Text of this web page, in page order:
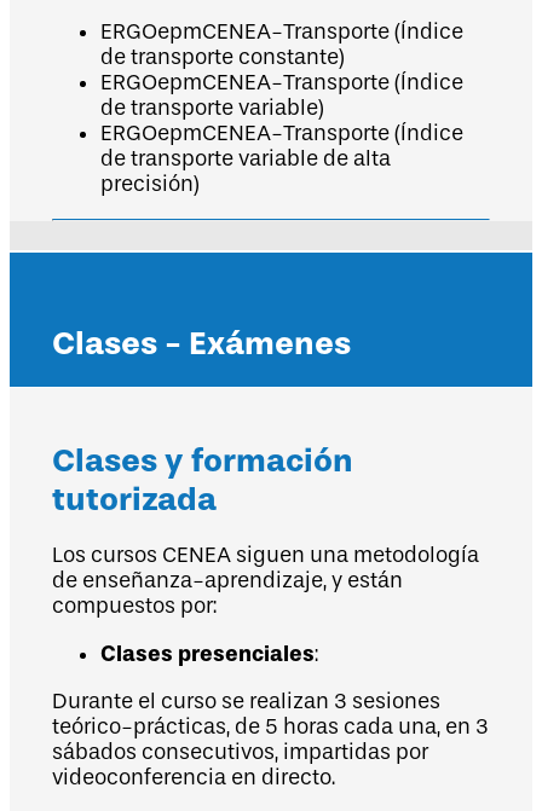
ERGOepmCENEA-Transporte (Índice
de transporte constante)
ERGOepmCENEA-Transporte (Índice
de transporte variable)
ERGOepmCENEA-Transporte (Índice
de transporte variable de alta
precisión)
Clases - Exámenes
Clases y formación
tutorizada
Los cursos CENEA siguen una metodología
de enseñanza-aprendizaje, y están
compuestos por:
Clases presenciales:
Durante el curso se realizan 3 sesiones
teórico-prácticas, de 5 horas cada una, en 3
sábados consecutivos, impartidas por
videoconferencia en directo.